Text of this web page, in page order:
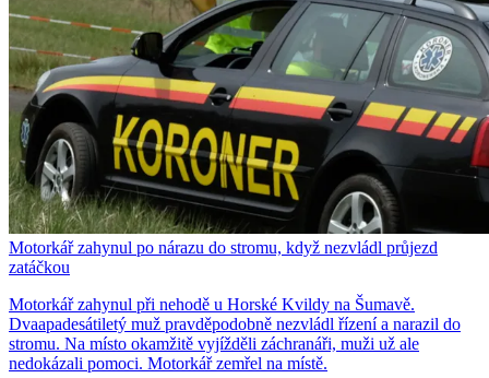
Motorkář zahynul po nárazu do stromu, když nezvládl průjezd
zatáčkou
Motorkář zahynul při nehodě u Horské Kvildy na Šumavě.
Dvaapadesátiletý muž pravděpodobně nezvládl řízení a narazil do
stromu. Na místo okamžitě vyjížděli záchranáři, muži už ale
nedokázali pomoci. Motorkář zemřel na místě.